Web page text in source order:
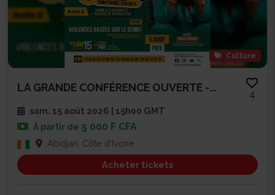
Culture
LA GRANDE CONFÉRENCE OUVERTE -...
4
sam. 15 août 2026 | 15h00 GMT
À partir de 5 000 F CFA
Abidjan, Côte d'Ivoire
Acheter tickets